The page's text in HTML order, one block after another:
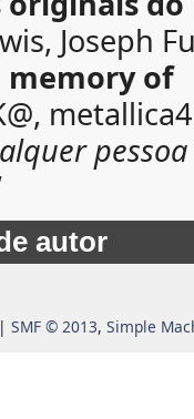
Joseph
of
autor
SMF © 2013, Simple